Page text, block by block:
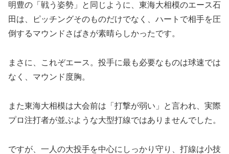
明豊の「戦う姿勢」と同じように、東海大相模のエース石
田は、ピッチングそのものだけでなく、ハートで相手を圧
倒するマウンドさばきが素晴らしかったです。
まさに、これぞエース。投手に最も必要なものは球速では
なく、マウンド度胸。
また東海大相模は大会前は「打撃が弱い」と言われ、実際
プロ注打者が並ぶような大型打線ではありませんでした。
ですが、一人の大投手を中心にしっかり守り、打線は小技